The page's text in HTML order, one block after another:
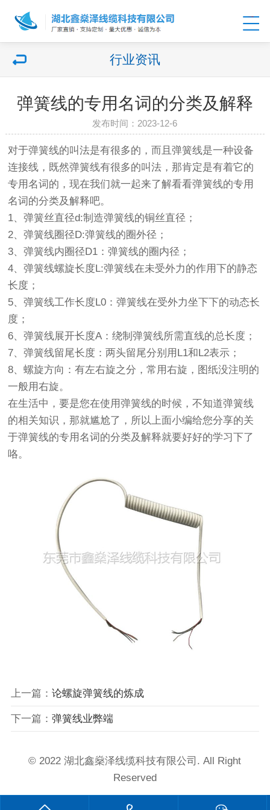
行业资讯
弹簧线的专用名词的分类及解释
发布时间：2023-12-6
对于弹簧线的叫法是有很多的，而且弹簧线是一种设备
连接线，既然弹簧线有很多的叫法，那肯定是有着它的
专用名词的，现在我们就一起来了解看看弹簧线的专用
名词的分类及解释吧。
1、弹簧丝直径d:制造弹簧线的铜丝直径；
2、弹簧线圈径D:弹簧线的圈外径；
3、弹簧线内圈径D1：弹簧线的圈内径；
4、弹簧线螺旋长度L:弹簧线在未受外力的作用下的静态
长度；
5、弹簧线工作长度L0：弹簧线在受外力坐下下的动态长
度；
6、弹簧线展开长度A：绕制弹簧线所需直线的总长度；
7、弹簧线留尾长度：两头留尾分别用L1和L2表示；
8、螺旋方向：有左右旋之分，常用右旋，图纸没注明的
一般用右旋。
在生活中，要是您在使用弹簧线的时候，不知道弹簧线
的相关知识，那就尴尬了，所以上面小编给您分享的关
于弹簧线的专用名词的分类及解释就要好好的学习下了
咯。
上一篇： 论螺旋弹簧线的炼成
下一篇： 弹簧线业弊端
© 2022 湖北鑫燊泽线缆科技有限公司. All Right
Reserved